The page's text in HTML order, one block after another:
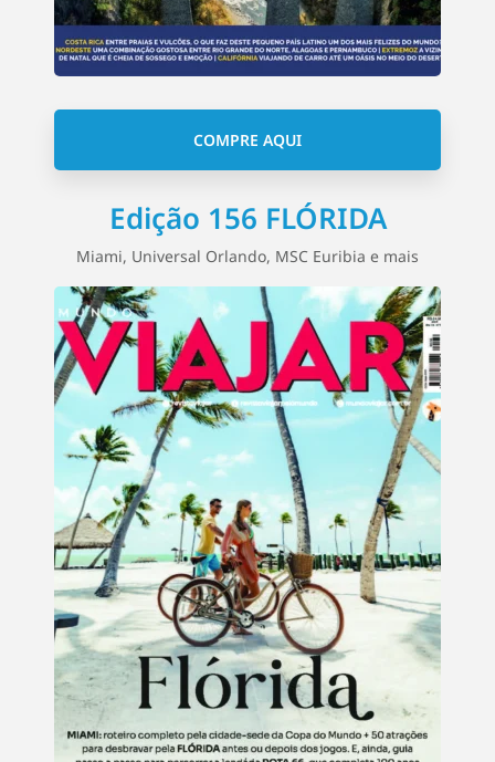
COMPRE AQUI
Edição 156 FLÓRIDA
Miami, Universal Orlando, MSC Euribia e mais